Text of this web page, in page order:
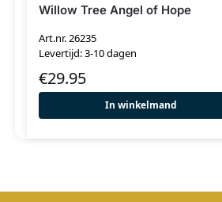
Willow Tree Angel of Hope
Art.nr. 26235
Levertijd: 3-10 dagen
€29.95
In winkelmand